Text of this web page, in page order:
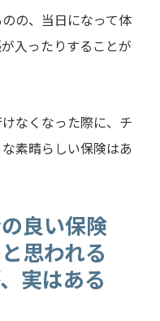
の、当日になって体
入ったりすることが
なくなった際に、チ
素晴らしい保険はあ
良い保険
思われる
実はある